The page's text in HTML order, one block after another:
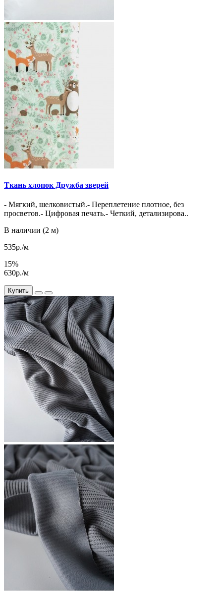
Ткань хлопок Дружба зверей
- Мягкий, шелковистый.- Переплетение плотное, без
просветов.- Цифровая печать.- Четкий, детализирова..
В наличии (2 м)
535р./м
15%
630р./м
Купить